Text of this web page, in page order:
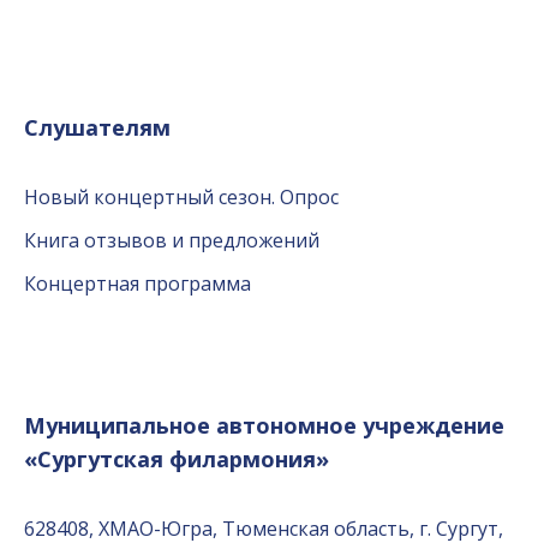
Слушателям
Новый концертный сезон. Опрос
Книга отзывов и предложений
Концертная программа
Муниципальное автономное учреждение
«Сургутская филармония»
628408, ХМАО-Югра, Тюменская область, г. Сургут,